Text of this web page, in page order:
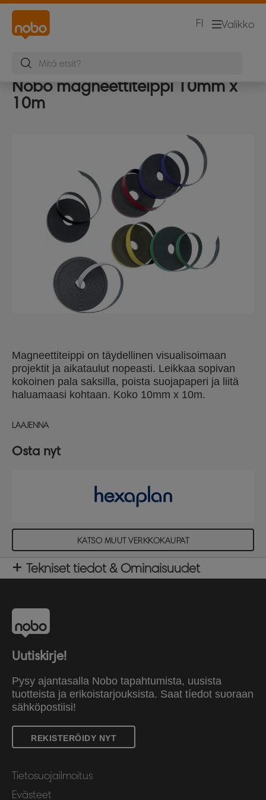
Valikko
FI
Nobo magneettiteippi 10mm x
10m
Magneettiteippi on täydellinen visualisoimaan
projektit ja aikataulut nopeasti. Leikkaa sopivan
kokoinen pala saksilla, poista suojapaperi ja liitä
haluamaasi kohtaan. Koko 10mm x 10m.
LAAJENNA
Osta nyt
KATSO MUUT VERKKOKAUPAT
Tekniset tiedot & Ominaisuudet
Uutiskirje!
Pysy ajantasalla Nobo tapahtumista, uusista
tuotteista ja erikoistarjouksista. Saat tíedot suoraan
sähköpostiisi!
REKISTERÖIDY NYT
Tietosuojailmoitus
Evästeet